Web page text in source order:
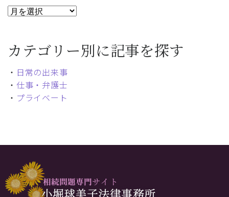
カテゴリー別に記事を探す
・ 日常の出来事
・ 仕事・弁護士
・ プライベート